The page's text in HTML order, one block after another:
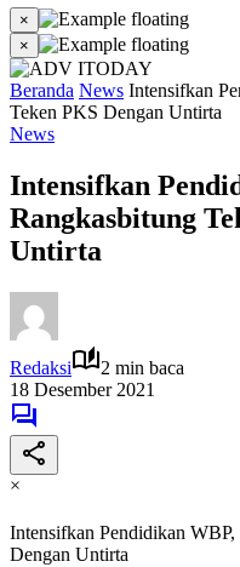
×
×
Beranda News Intensifkan
Teken PKS Dengan Untirta
News
Intensifkan
Rangkasbitung
Untirta
Redaksi
2 min baca
18 Desember 2021
×
Intensifkan Pendidikan
Dengan Untirta